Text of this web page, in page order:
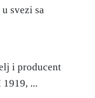
svezi sa
i producent
...